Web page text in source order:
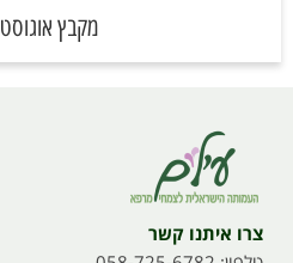
מקבץ אוגוסט 2018
צרו איתנו קשר